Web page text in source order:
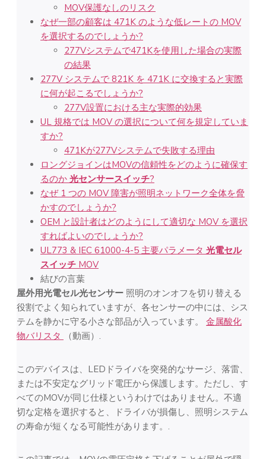
MOV保護なしのリスク
なぜ一部の顧客は 471K のような低レートの MOV
を選択するのでしょうか?
277Vシステムで471Kを使用した場合の実際
の結果
277V システムで 821K を 471K に交換すると実際
に何が起こるでしょうか?
277V設置における主な実際的効果
UL 規格では MOV の選択について何を規定していま
すか?
471Kが277Vシステムで失敗する理由
ロングジョインはMOVの信頼性をどのように確保す
るのか 光センサースイッチ?
なぜ 1 つの MOV 障害が照明ネットワーク全体を脅
かすのでしょうか?
OEM と設計者はどのようにして適切な MOV を選択
すればよいのでしょうか?
UL773 & IEC 61000-4-5 主要パラメータ 光電セル
スイッチ MOV
結びの言葉
屋外用光電セル光センサー 照明のオンオフを切り替える
役割でよく知られていますが、各センサーの中には、シス
テムを静かに守る小さな部品が入っています。 金属酸化
物バリスタ
（動画）.
このデバイスは、LEDドライバを突発的なサージ、落雷、
または不安定なグリッド電圧から保護します。ただし、す
べてのMOVが同じ仕様というわけではありません。不適
切な定格を選択すると、ドライバが損傷し、照明システム
の寿命が短くなる可能性があります。.